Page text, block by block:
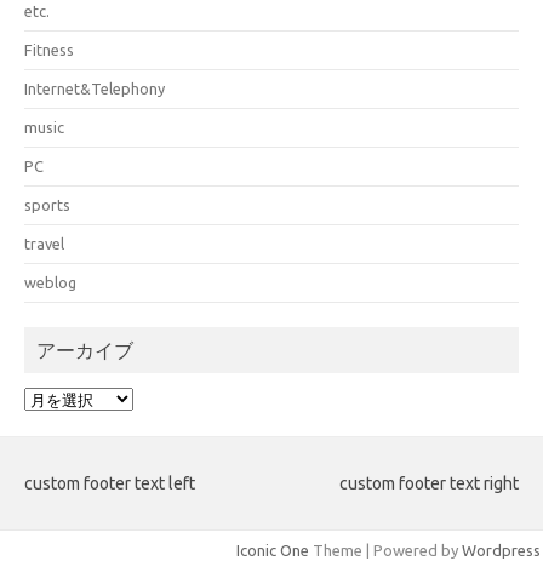
etc.
Fitness
Internet&Telephony
music
PC
sports
travel
weblog
アーカイブ
ア
ブ
custom footer text left custom footer text right
Iconic One Theme | Powered by Wordpress